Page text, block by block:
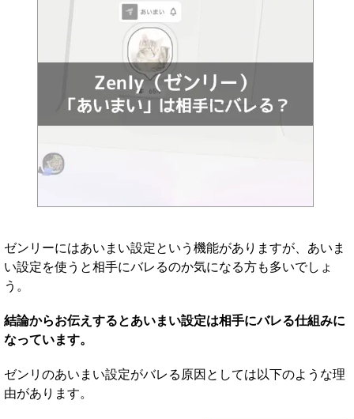
ゼンリーにはあいまい設定という機能がありますが、あいま
い設定を使うと相手にバレるのか気になる方も多いでしょ
う。
結論からお伝えするとあいまい設定は相手にバレる仕組みに
なっています。
ゼンリのあいまい設定がバレる原因としては以下のような理
由があります。